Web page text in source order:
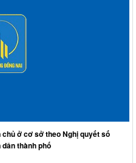
ở cơ sở theo Nghị quyết số
thành phố